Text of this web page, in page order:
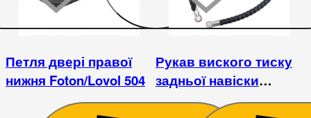
Петля двері правої
нижня Foton/Lovol 504
Рукав виского тиску
задньої навіски
Foton/Lovol 504